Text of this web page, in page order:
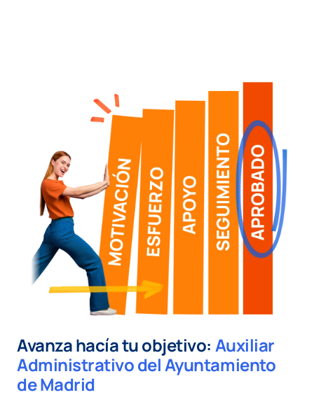
Avanza hacía tu objetivo: Auxiliar
Administrativo del Ayuntamiento
de Madrid